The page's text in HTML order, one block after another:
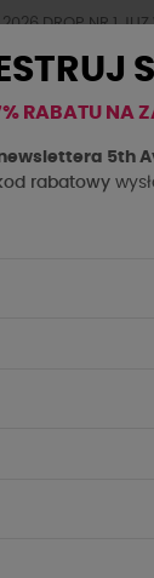
DROP NR.1 JUZ
Biżuteria
RABATU NA
5th
rabatowy